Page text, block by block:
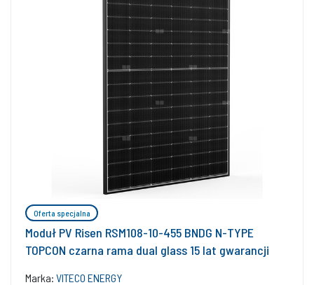
Oferta specjalna
Moduł PV Risen RSM108-10-455 BNDG N-TYPE
TOPCON czarna rama dual glass 15 lat gwarancji
Marka: VITECO ENERGY